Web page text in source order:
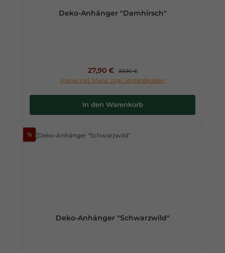
Deko-Anhänger "Damhirsch"
Verkaufspreis:
27,90 € Regulärer Preis:
39,90 €
Preise inkl. MwSt. zzgl. Versandkosten
In den Warenkorb
%
Deko-Anhänger "Schwarzwild"